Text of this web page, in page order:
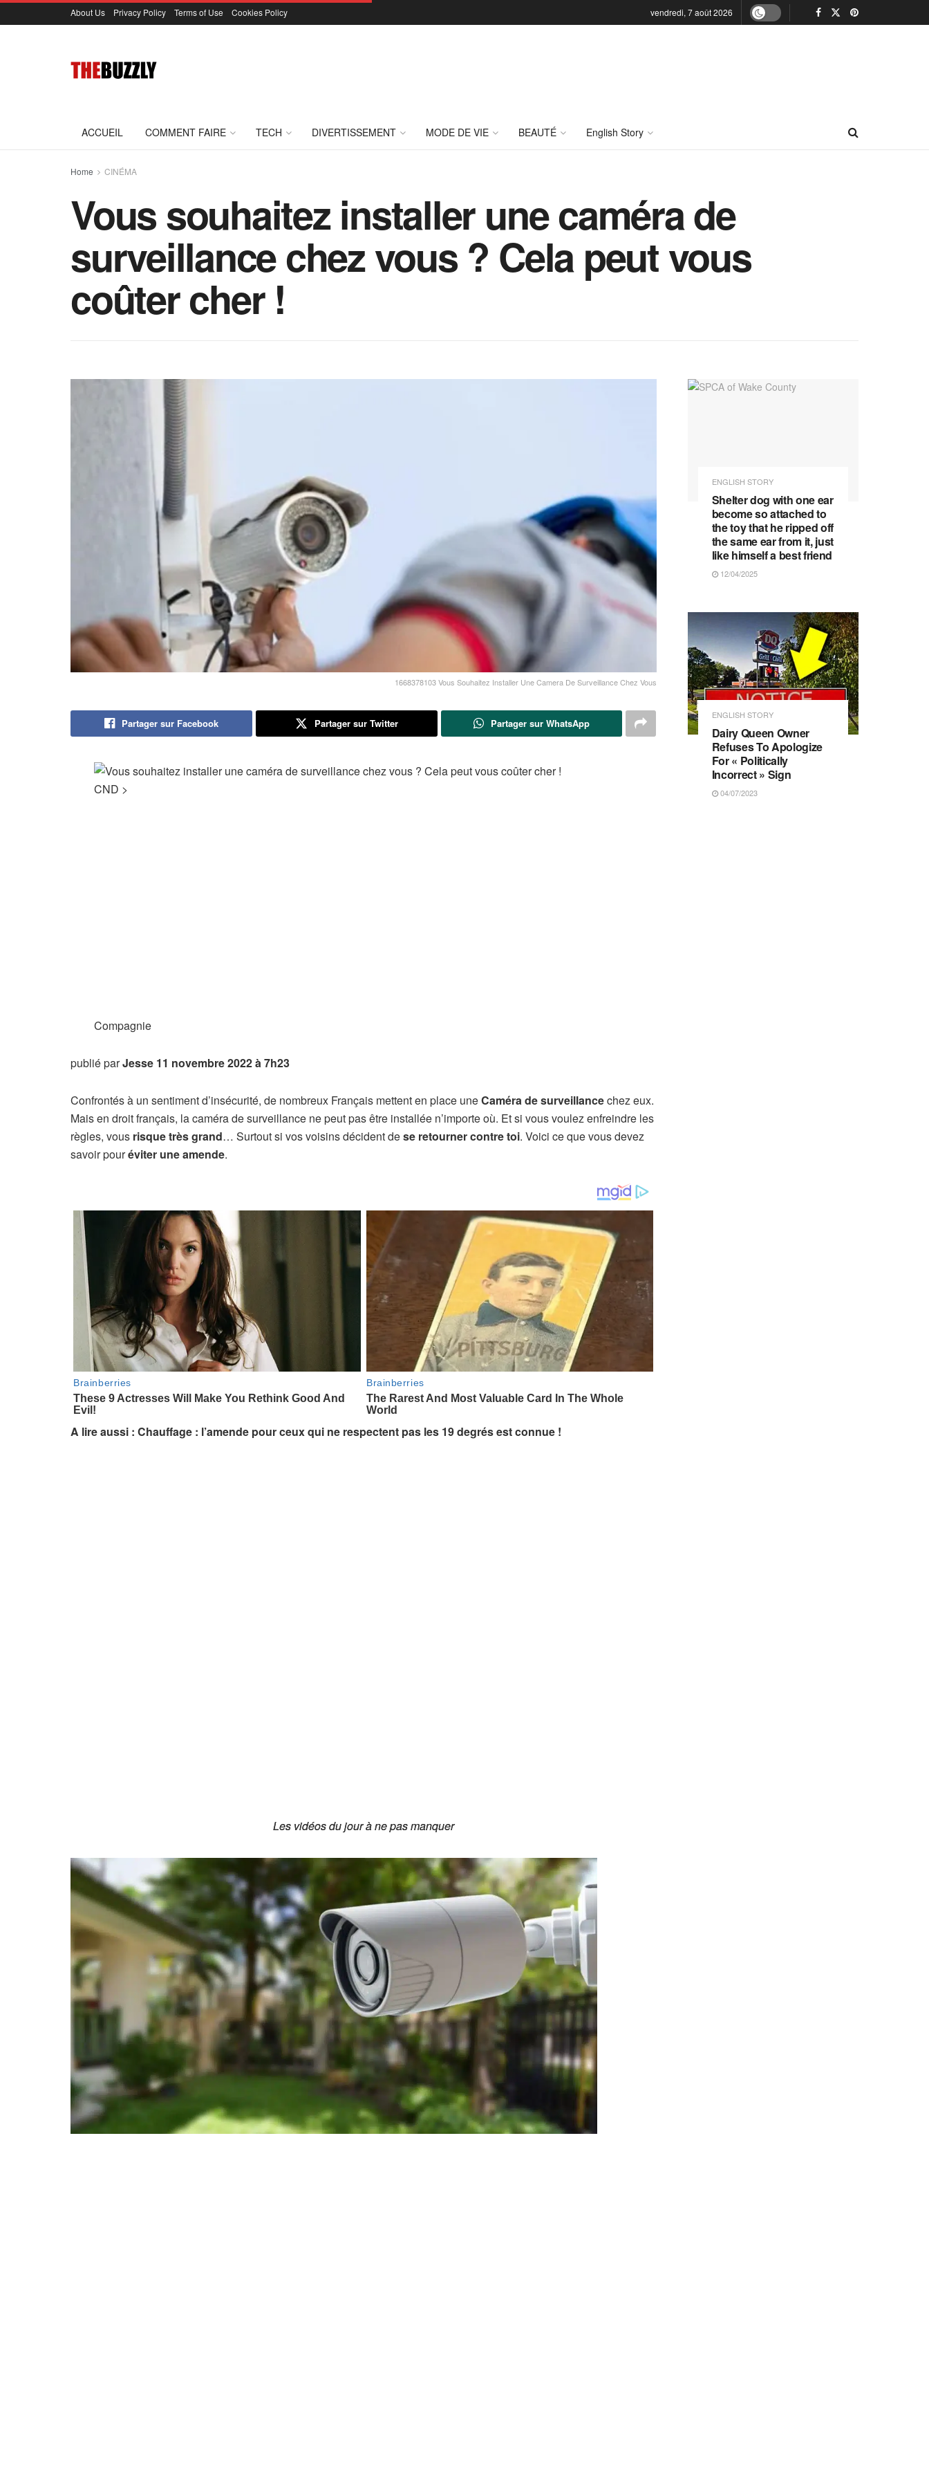
About Us Privacy Policy Terms of Use Cookies Policy vendredi, 7 août 2026
ACCUEIL COMMENT FAIRE TECH DIVERTISSEMENT MODE DE VIE BEAUTÉ English Story
Home CINÉMA
Vous souhaitez installer une caméra de
surveillance chez vous ? Cela peut vous
coûter cher !
1668378103 Vous Souhaitez Installer Une Camera De Surveillance Chez Vous
Partager sur Facebook Partager sur Twitter Partager sur WhatsApp
CND >
Compagnie
publié parJesse 11 novembre 2022 à 7h23
Confrontés à un sentiment d’insécurité, de nombreux Français mettent en place uneCaméra de surveillancechez eux.
Mais en droit français, la caméra de surveillance ne peut pas être installée n’importe où. Et si vous voulez enfreindre les
règles, vous risque très grand… Surtout si vos voisins décident dese retourner contre toi. Voici ce que vous devez
savoir pouréviter une amende.
A lire aussi : Chauffage : l’amende pour ceux qui ne respectent pas les 19 degrés est connue !
Les vidéos du jour à ne pas manquer
Les vidéos du jour à ne pas manquer
ENGLISH STORY
Shelter dog with one ear
become so attached to
the toy that he ripped off
the same ear from it, just
like himself a best friend
12/04/2025
ENGLISH STORY
Dairy Queen Owner
Refuses To Apologize
For « Politically
Incorrect » Sign
04/07/2023